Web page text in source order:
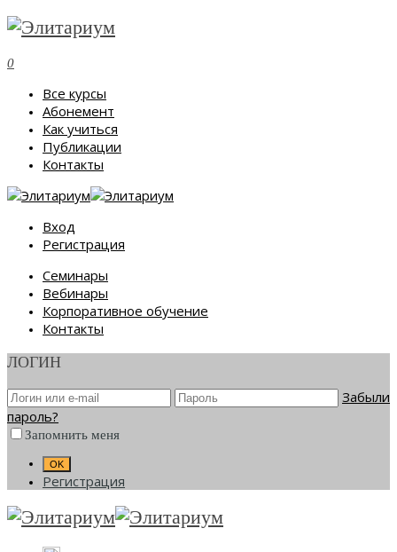
0
Все курсы
Абонемент
Как учиться
Публикации
Контакты
Вход
Регистрация
Семинары
Вебинары
Корпоративное обучение
Контакты
ЛОГИН
Забыли
пароль?
Запомнить меня
Регистрация